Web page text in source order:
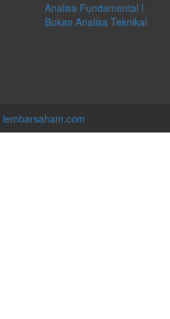
Analisa Fundamental !
Bukan Analisa Teknikal
lembarsaham.com